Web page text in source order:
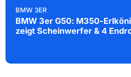
BMW 3ER
BMW 3er G50: M350-
zeigt Scheinwerfer & 4